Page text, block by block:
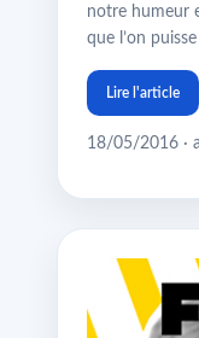
notre humeur
que l’on
Lire l'article
18/05/2016 ·